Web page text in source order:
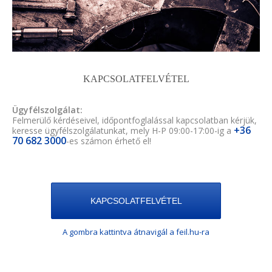
KAPCSOLATFELVÉTEL
Ügyfélszolgálat:
Felmerülő kérdéseivel, időpontfoglalással kapcsolatban kérjük,
keresse ügyfélszolgálatunkat, mely H-P 09:00-17:00-ig a +36
70 682 3000-es számon érhető el!
KAPCSOLATFELVÉTEL
A gombra kattintva átnavigál a feil.hu-ra